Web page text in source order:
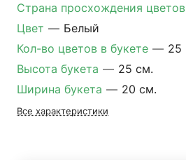
Страна просхождения цветов
Цвет — Белый
Кол-во цветов в букете — 25
Высота букета — 25 см.
Ширина букета — 20 см.
Все характеристики